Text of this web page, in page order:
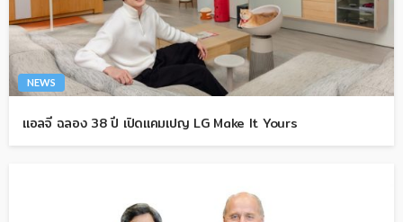
NEWS
แอลจี ฉลอง 38 ปี เปิดแคมเปญ LG Make It Yours